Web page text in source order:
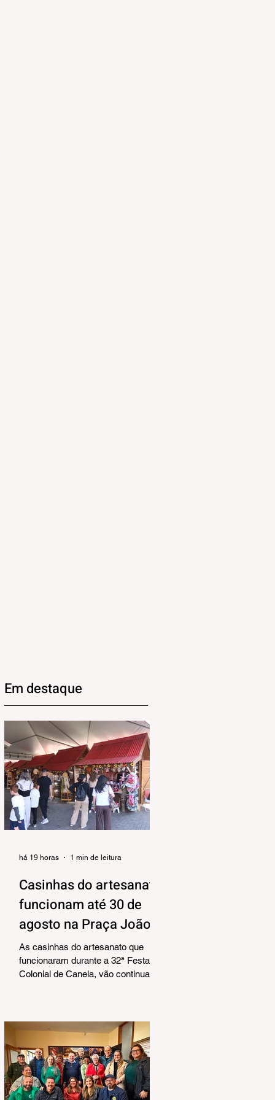
Em destaque
Casinhas do artesanato
funcionam até 30 de
agosto na Praça João
Corrêa
As casinhas do artesanato que
funcionaram durante a 32ª Festa
Colonial de Canela, vão continuar
Secretaria Municipal de Turismo e
Cultura, a pedido dos próprios
artesãos, a estrutura seguirá
montada para aproveitar a
movimentação da cidade durante a
Temporada de Inverno, que também
há 19 horas 1 min de leitura